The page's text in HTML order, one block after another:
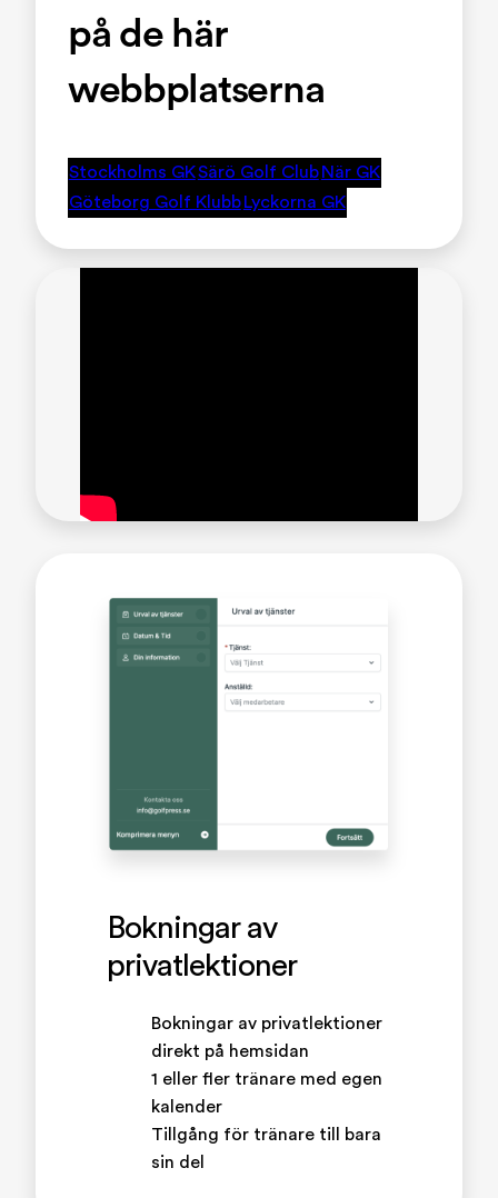
på de här
webbplatserna
Stockholms GKSärö Golf Club När GK
Göteborg Golf Klubb Lyckorna GK
Bokningar av
privatlektioner
Bokningar av privatlektioner
direkt på hemsidan
1 eller fler tränare med egen
kalender
Tillgång för tränare till bara
sin del